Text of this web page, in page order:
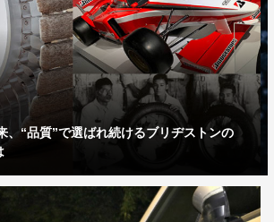
、“品質”で選ばれ続けるブリヂストンの